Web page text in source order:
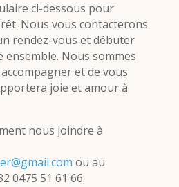
ci-dessous pour
Nous vous contacterons
rendez-vous et débuter
Nous sommes
et de vous
joie et amour à
nous joindre à
ou au
0475 51 61 66.